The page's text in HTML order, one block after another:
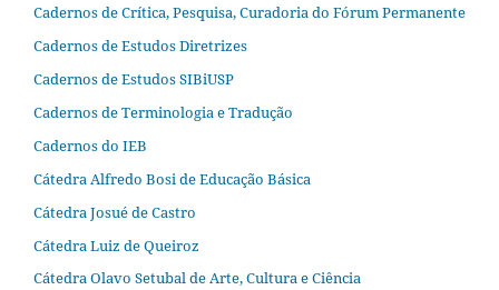
Cadernos de Crítica, Pesquisa, Curadoria do Fórum Permanente
Cadernos de Estudos Diretrizes
Cadernos de Estudos SIBiUSP
Cadernos de Terminologia e Tradução
Cadernos do IEB
Cátedra Alfredo Bosi de Educação Básica
Cátedra Josué de Castro
Cátedra Luiz de Queiroz
Cátedra Olavo Setubal de Arte, Cultura e Ciência